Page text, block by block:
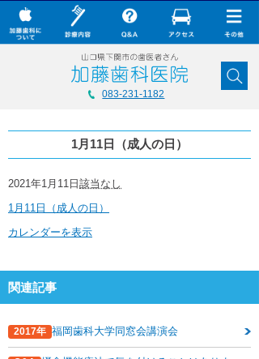
1月11日（成人の日）
1
11
（成
2021年1月11日 該当なし
1月11日（成人の日）
カレンダーを表示
関連記事
2017年 福岡歯科大学同窓会講演会
× CLOSE
加藤歯科について
Q&A
加藤歯科の最新技術
コラム
無料メール相談
スタッフ募集
加藤歯科ブログ